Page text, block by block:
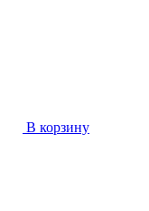
В корзину